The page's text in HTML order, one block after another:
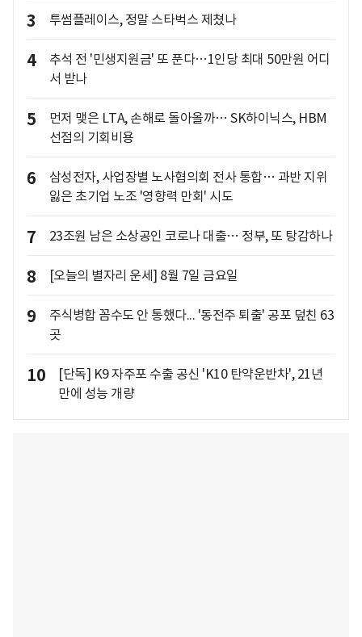
3 투썸플레이스, 정말 스타벅스 제쳤나
4
추석 전 '민생지원금' 또 푼다…1인당 최대 50만원 어디
서 받나
5
먼저 맺은 LTA, 손해로 돌아올까… SK하이닉스, HBM
선점의 기회비용
6
삼성전자, 사업장별 노사협의회 전사 통합… 과반 지위
잃은 초기업 노조 '영향력 만회' 시도
7 23조원 남은 소상공인 코로나 대출… 정부, 또 탕감하나
8 [오늘의 별자리 운세] 8월 7일 금요일
9
주식병합 꼼수도 안 통했다... '동전주 퇴출' 공포 덮친 63
곳
10
[단독] K9 자주포 수출 공신 'K10 탄약운반차', 21년
만에 성능 개량